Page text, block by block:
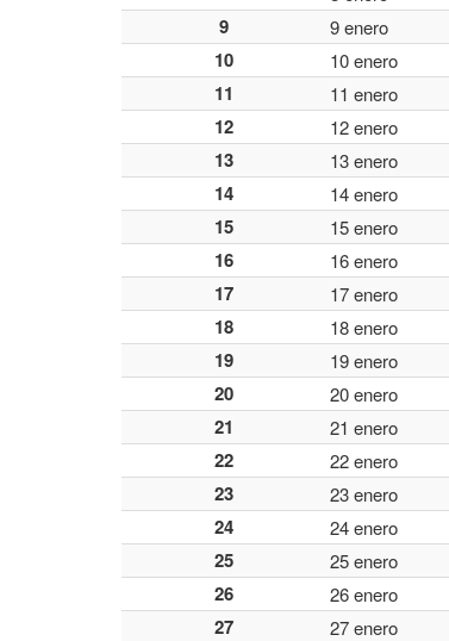
9 9 enero
10 10 enero
11 11 enero
12 12 enero
13 13 enero
14 14 enero
15 15 enero
16 16 enero
17 17 enero
18 18 enero
19 19 enero
20 20 enero
21 21 enero
22 22 enero
23 23 enero
24 24 enero
25 25 enero
26 26 enero
27 27 enero